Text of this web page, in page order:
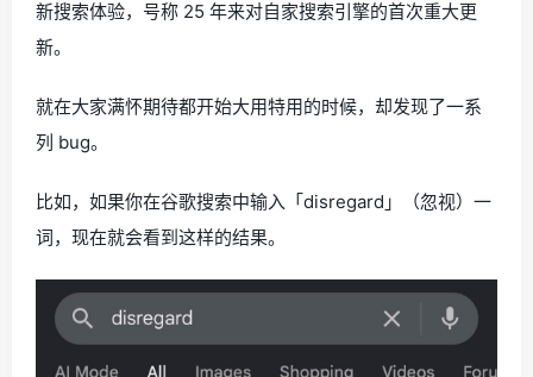
新搜索体验，号称 25 年来对自家搜索引擎的首次重大更
新。
就在大家满怀期待都开始大用特用的时候，却发现了一系
列 bug。
比如，如果你在谷歌搜索中输入「disregard」（忽视）一
词，现在就会看到这样的结果。